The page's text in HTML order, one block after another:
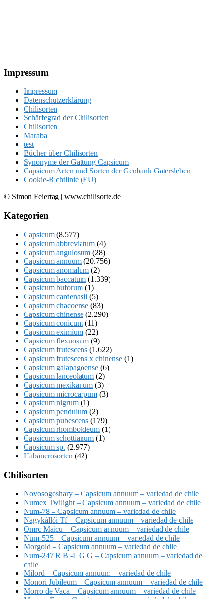
Footer
Impressum
Impressum
Datenschutzerklärung
Chilisorten
Schärfegrad der Chilisorten
Chilisorten
Maraba
test
Bücher über Chilisorten
Synonyme der Gattung Capsicum
Capsicum Arten und Sorten der Genbank Gatersleben
Cookie-Richtlinie (EU)
© Simon Feiertag | www.chilisorte.de
Kategorien
Capsicum (8.577)
Capsicum abbreviatum (4)
Capsicum angulosum (28)
Capsicum annuum (20.756)
Capsicum anomalum (2)
Capsicum baccatum (1.339)
Capsicum buforum (1)
Capsicum cardenasii (5)
Capsicum chacoense (83)
Capsicum chinense (2.290)
Capsicum conicum (11)
Capsicum eximium (22)
Capsicum flexuosum (9)
Capsicum frutescens (1.622)
Capsicum frutescens x chinense (1)
Capsicum galapagoense (6)
Capsicum lanceolatum (2)
Capsicum mexikanum (3)
Capsicum microcarpum (3)
Capsicum nigrum (1)
Capsicum pendulum (2)
Capsicum pubescens (179)
Capsicum rhomboideum (1)
Capsicum schottianum (1)
Capsicum sp. (2.977)
Habanerosorten (42)
Chilisorten
Novosogoshary – Capsicum annuum – variedad de chile
Numex Twilight – Capsicum annuum – variedad de chile
Num-78 – Capsicum annuum – variedad de chile
Nagykállói Tf – Capsicum annuum – variedad de chile
Omrc Maicu – Capsicum annuum – variedad de chile
Num-525 – Capsicum annuum – variedad de chile
Morgold – Capsicum annuum – variedad de chile
Num-247 R B -L G G – Capsicum annuum – variedad de
chile
Milord – Capsicum annuum – variedad de chile
Monori Jubileum – Capsicum annuum – variedad de chile
Morro de Vaca – Capsicum annuum – variedad de chile